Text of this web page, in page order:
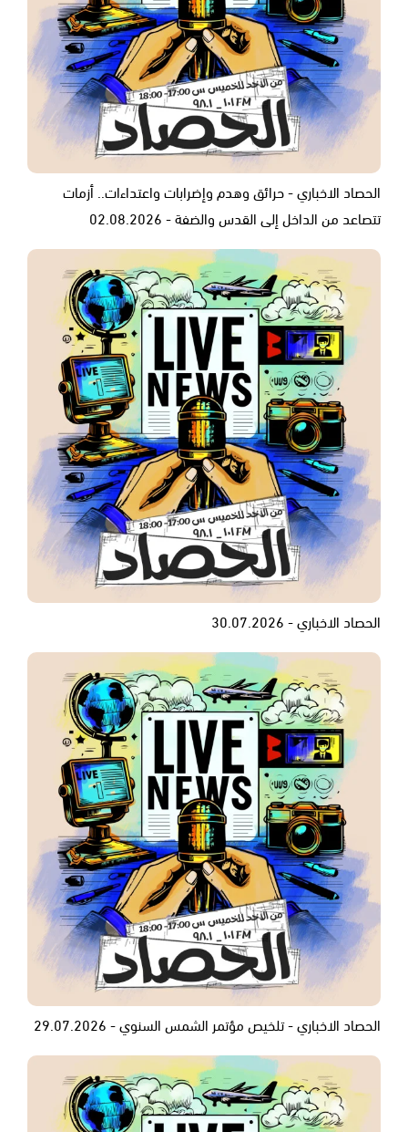
الحصاد الاخباري - حرائق وهدم وإضرابات واعتداءات.. أزمات
تتصاعد من الداخل إلى القدس والضفة - 02.08.2026
الحصاد الاخباري - 30.07.2026
الحصاد الاخباري - تلخيص مؤتمر الشمس السنوي - 29.07.2026